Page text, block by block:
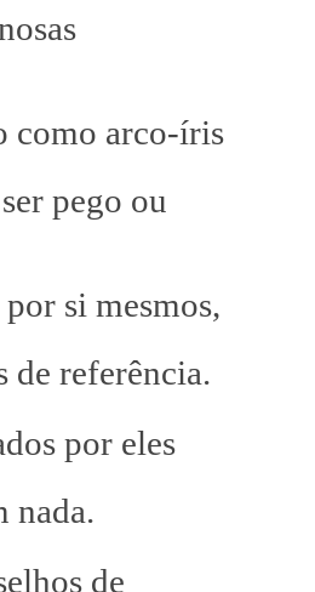
como arco-íris
pego ou
si mesmos,
de referência.
por eles
nada.
de